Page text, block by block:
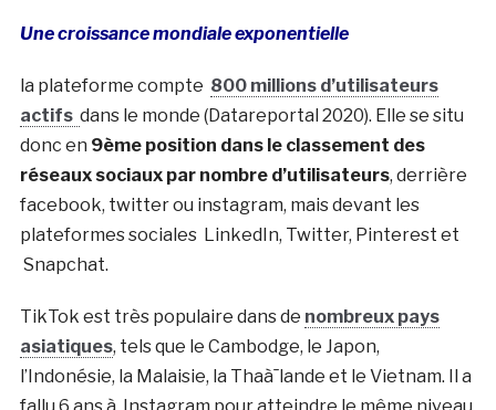
Une croissance mondiale exponentielle
la plateforme compte 800 millions d’utilisateurs
actifs dans le monde (Datareportal 2020). Elle se situ
donc en 9ème position dans le classement des
réseaux sociaux par nombre d’utilisateurs, derrière
facebook, twitter ou instagram, mais devant les
plateformes sociales LinkedIn, Twitter, Pinterest et
Snapchat.
TikTok est très populaire dans de nombreux pays
asiatiques, tels que le Cambodge, le Japon,
l’Indonésie, la Malaisie, la Thaà¯lande et le Vietnam. Il a
fallu 6 ans à Instagram pour atteindre le même niveau